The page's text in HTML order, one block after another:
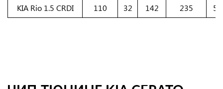
KIA Rio 1.5 CRDI
110 32 142 235 59